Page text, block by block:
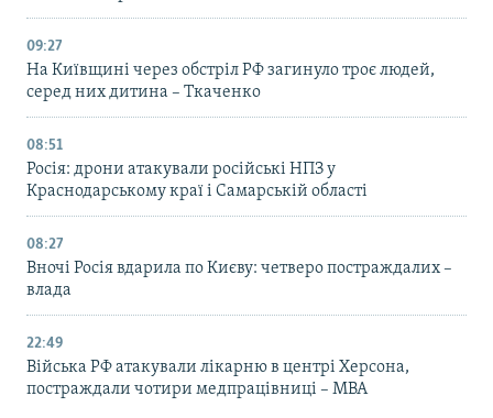
09:27
На Київщині через обстріл РФ загинуло троє людей,
серед них дитина – Ткаченко
08:51
Росія: дрони атакували російські НПЗ у
Краснодарському краї і Самарській області
08:27
Вночі Росія вдарила по Києву: четверо постраждалих –
влада
22:49
Війська РФ атакували лікарню в центрі Херсона,
постраждали чотири медпрацівниці – МВА